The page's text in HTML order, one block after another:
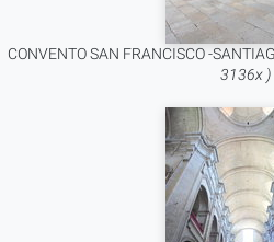
CONVENTO SAN FRANCISCO -
3136x )